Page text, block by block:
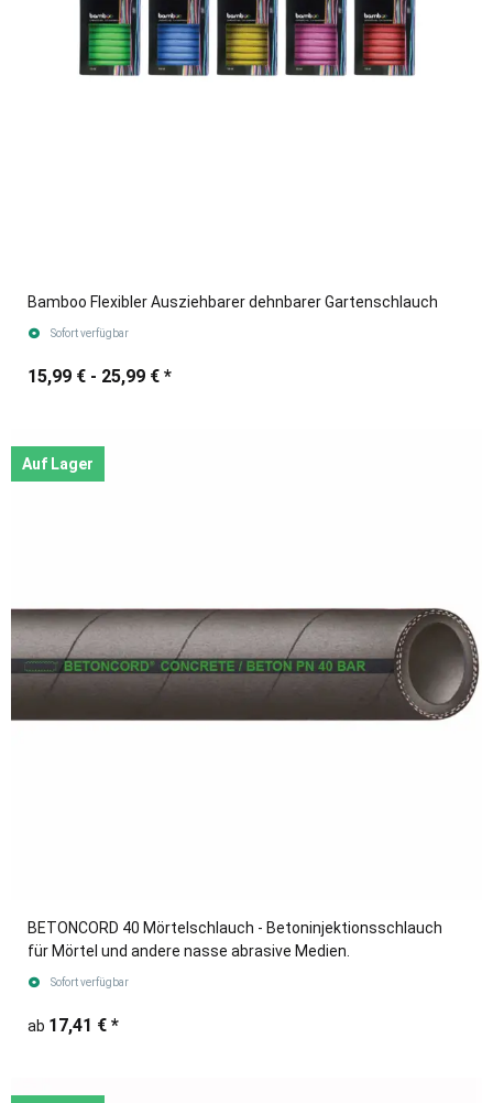
Bamboo Flexibler Ausziehbarer dehnbarer Gartenschlauch
Sofort verfügbar
15,99 € - 25,99 € *
Auf Lager
BETONCORD 40 Mörtelschlauch - Betoninjektionsschlauch
für Mörtel und andere nasse abrasive Medien.
Sofort verfügbar
ab 17,41 € *